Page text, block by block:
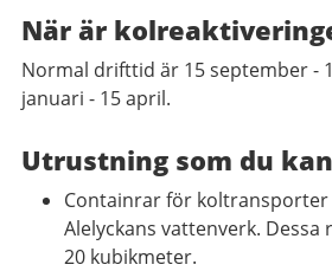
När är
Normal drifttid är 15 september -
januari - 15 april.
Utrustning som du
Containrar för
Alelyckans vattenverk. Dessa
20 kubikmeter.